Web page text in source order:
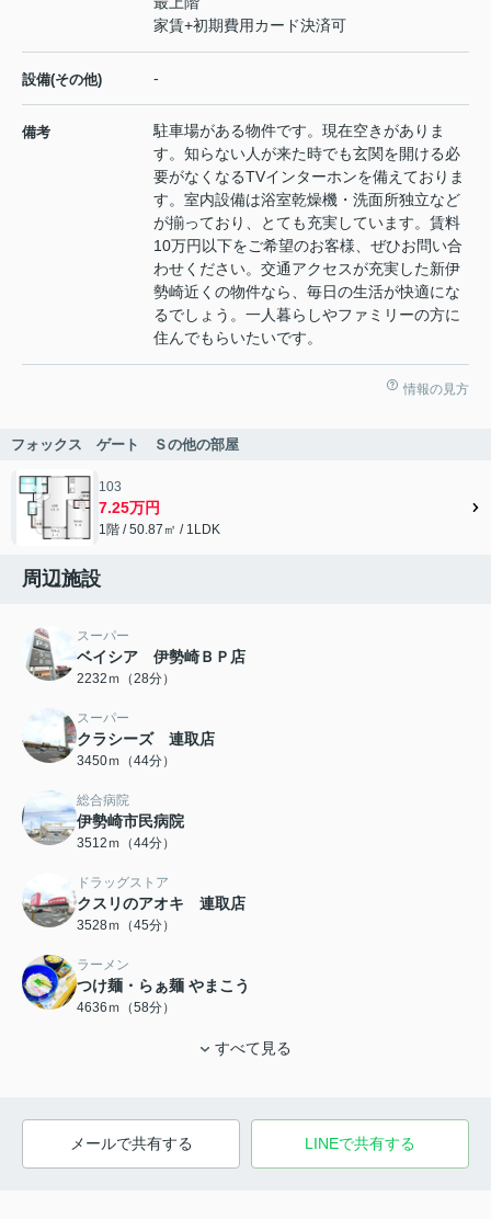
家賃+初期費用カード決済可
設備(その他) -
備考
駐車場がある物件です。現在空きがありま
す。知らない人が来た時でも玄関を開ける必
要がなくなるTVインターホンを備えておりま
す。室内設備は浴室乾燥機・洗面所独立など
が揃っており、とても充実しています。賃料
10万円以下をご希望のお客様、ぜひお問い合
わせください。交通アクセスが充実した新伊
勢崎近くの物件なら、毎日の生活が快適にな
るでしょう。一人暮らしやファミリーの方に
住んでもらいたいです。
情報の見方
フォックス ゲート Ｓの他の部屋
103
7.25万円
1階 / 50.87㎡ / 1LDK
周辺施設
スーパー
ベイシア 伊勢崎ＢＰ店
2232ｍ（28分）
スーパー
クラシーズ 連取店
3450ｍ（44分）
総合病院
伊勢崎市民病院
3512ｍ（44分）
ドラッグストア
クスリのアオキ 連取店
3528ｍ（45分）
ラーメン
つけ麺・らぁ麺 やまこう
4636ｍ（58分）
すべて見る
メールで共有する LINEで共有する